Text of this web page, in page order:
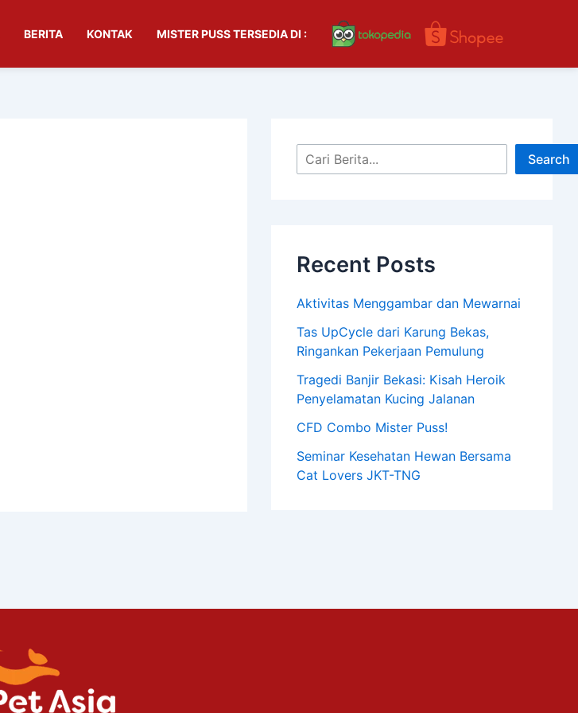
BERITA KONTAK MISTER PUSS TERSEDIA DI :
e
Search
Recent Posts
Aktivitas Menggambar dan Mewarnai
Tas UpCycle dari Karung Bekas,
Ringankan Pekerjaan Pemulung
Tragedi Banjir Bekasi: Kisah Heroik
Penyelamatan Kucing Jalanan
CFD Combo Mister Puss!
Seminar Kesehatan Hewan Bersama
Cat Lovers JKT-TNG